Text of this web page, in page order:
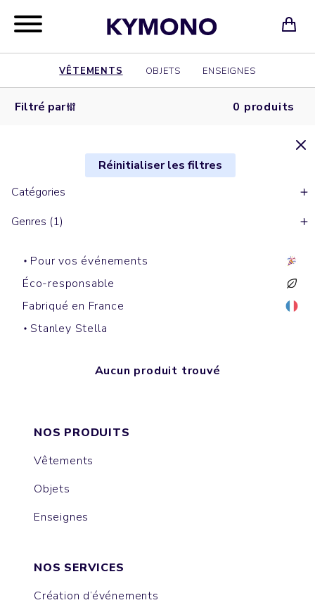
VÊTEMENTS OBJETS ENSEIGNES
Filtré par 0 produits
Réinitialiser les filtres
Catégories
Genres (1)
Pour vos événements
Éco-responsable
Fabriqué en France
Stanley Stella
Aucun produit trouvé
NOS PRODUITS
Vêtements
Objets
Enseignes
NOS SERVICES
Création d’événements